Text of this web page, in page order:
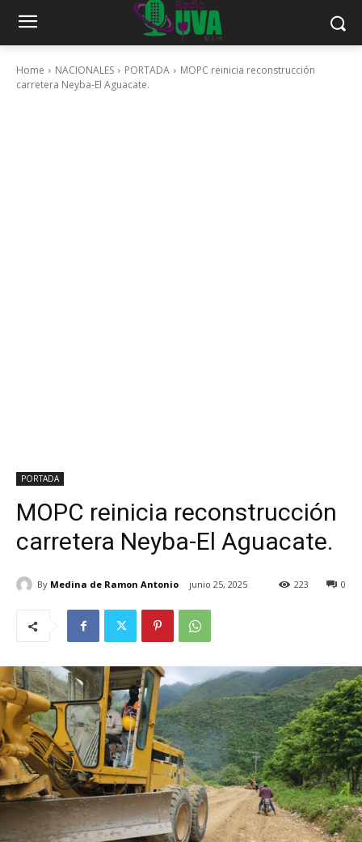
Home NACIONALES PORTADA
MOPC reinicia reconstrucción
carretera Neyba-El Aguacate.
PORTADA
MOPC reinicia reconstrucción
carretera Neyba-El Aguacate.
By Medina de Ramon Antonio junio 25, 2025 0
223